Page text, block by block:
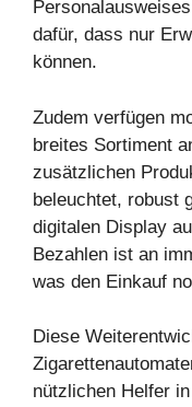
dafür, dass nur
können.
Zudem verfügen
breites Sortiment
zusätzlichen
beleuchtet, robust
digitalen Display
Bezahlen ist an
was den Einkauf
Diese
nützlichen Helfer